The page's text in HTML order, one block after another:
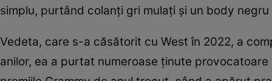
simplu, purtând colanți gri mulați și un body
Vedeta, care s-a căsătorit cu West în 2022, a
anilor, ea a purtat numeroase ținute